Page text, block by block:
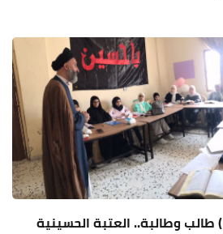
بمشاركة أكثر من (٢٥٠ ) طالب وطالبة.. العتبة الحسينية